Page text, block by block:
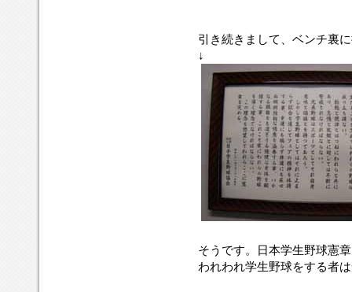
引き続きまして、ベンチ裏
↓
そうです。日本学生野球憲
われわれ学生野球をする者